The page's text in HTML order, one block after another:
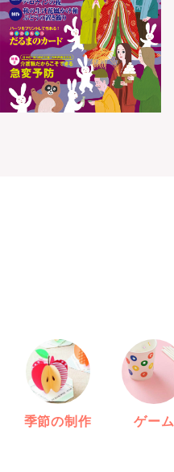
季節の制作 ゲーム